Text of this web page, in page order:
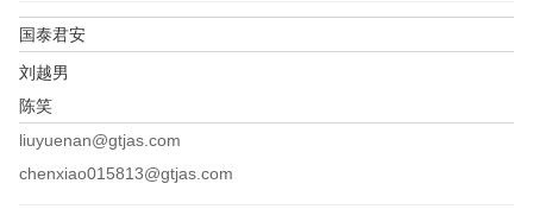
国泰君安
刘越男
陈笑
liuyuenan@gtjas.com
chenxiao015813@gtjas.com